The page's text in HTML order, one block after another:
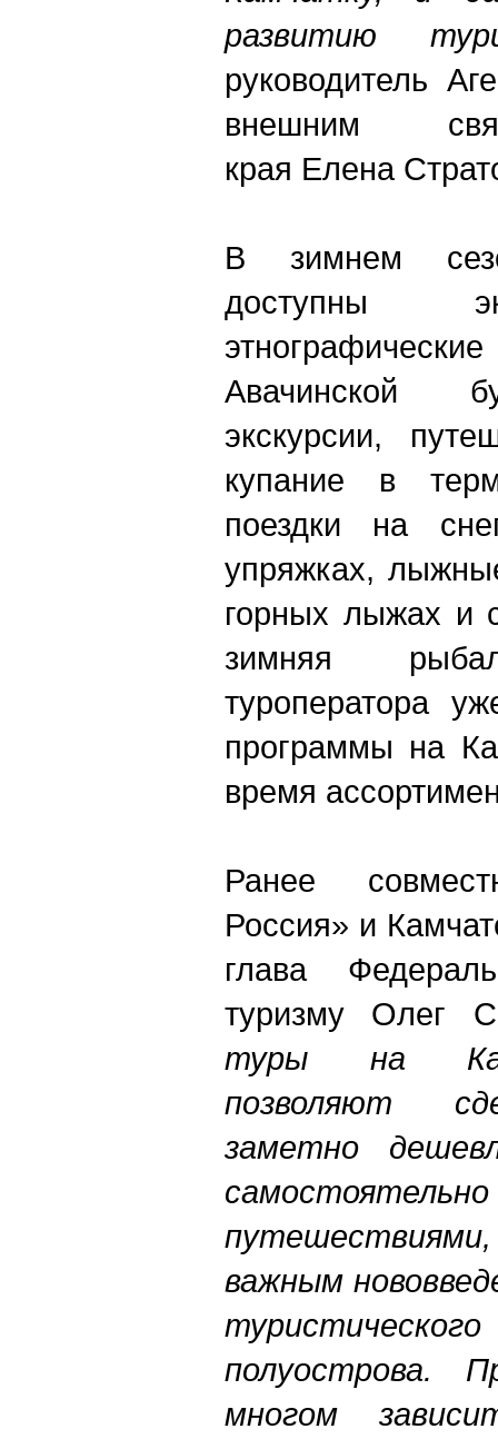
развитию
руководитель
внешним
края Елена
В зимнем
доступны
Авачинской
экскурсии,
купание в
поездки на
упряжках,
горных лыжах и
зимняя
туроператора
программы на
время
Ранее
Россия» и
глава
туризму Олег
туры на
позволяют
заметно
важным
полуострова.
многом